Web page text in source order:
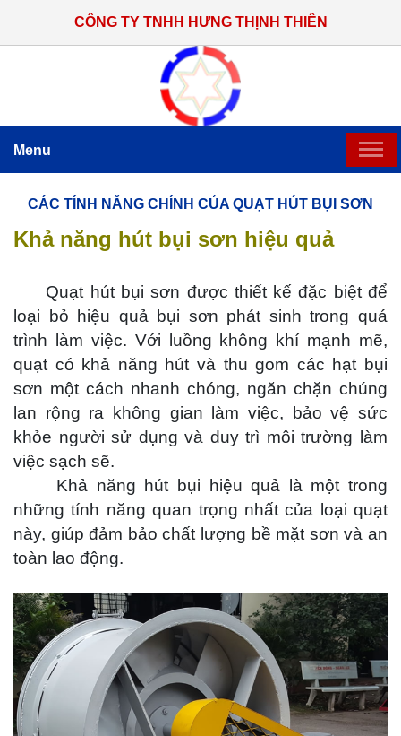
CÔNG TY TNHH HƯNG THỊNH THIÊN
Menu
TRANG CHỦ
GIỚI THIỆU
SẢN PHẨM CHẾ TẠO
HỆ THỐNG THI CÔNG LẮP ĐẶT
TIN TỨC
TUYỂN DỤNG
LIÊN HỆ
CÁC TÍNH NĂNG CHÍNH CỦA QUẠT HÚT BỤI SƠN
Khả năng hút bụi sơn hiệu quả
Quạt hút bụi sơn được thiết kế đặc biệt để
loại bỏ hiệu quả bụi sơn phát sinh trong quá
trình làm việc. Với luồng không khí mạnh mẽ,
quạt có khả năng hút và thu gom các hạt bụi
sơn một cách nhanh chóng, ngăn chặn chúng
lan rộng ra không gian làm việc, bảo vệ sức
khỏe người sử dụng và duy trì môi trường làm
việc sạch sẽ.
Khả năng hút bụi hiệu quả là một trong
những tính năng quan trọng nhất của loại quạt
này, giúp đảm bảo chất lượng bề mặt sơn và an
toàn lao động.